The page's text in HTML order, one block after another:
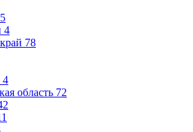
5
4
78
4
область 72